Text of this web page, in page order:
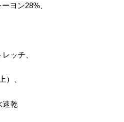
ヨン28%、
ッチ、
、
乾